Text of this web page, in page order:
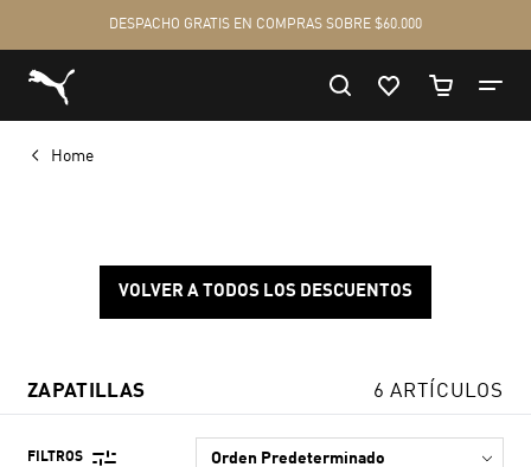
Home
VOLVER A TODOS LOS DESCUENTOS
ZAPATILLAS 6 ARTÍCULOS
FILTROS